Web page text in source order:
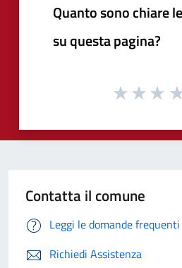
Quanto sono chiare
su questa pagina?
Contatta il comune
Leggi le domande frequenti
Richiedi Assistenza